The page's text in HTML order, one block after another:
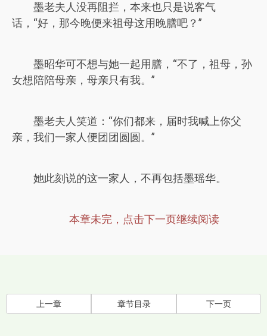
墨老夫人没再阻拦，本来也只是说客气
话，“好，那今晚便来祖母这用晚膳吧？”
墨昭华可不想与她一起用膳，“不了，祖母，孙
女想陪陪母亲，母亲只有我。”
墨老夫人笑道：“你们都来，届时我喊上你父
亲，我们一家人便团团圆圆。”
她此刻说的这一家人，不再包括墨瑶华。
本章未完，点击下一页继续阅读
上一章 章节目录 下一页